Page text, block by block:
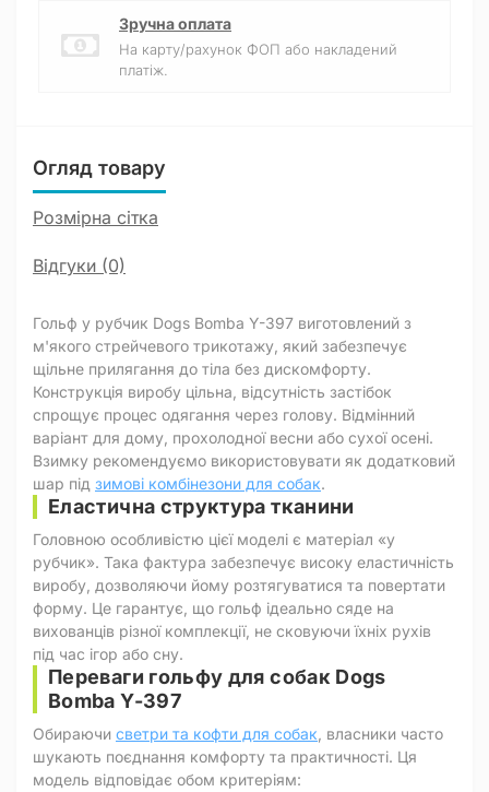
Зручна оплата
На карту/рахунок ФОП або накладений
платіж.
Огляд товару
Розмірна сітка
Відгуки (0)
Гольф у рубчик Dogs Bomba Y-397 виготовлений з
м'якого стрейчевого трикотажу, який забезпечує
щільне прилягання до тіла без дискомфорту.
Конструкція виробу цільна, відсутність застібок
спрощує процес одягання через голову. Відмінний
варіант для дому, прохолодної весни або сухої осені.
Взимку рекомендуємо використовувати як додатковий
шар під зимові комбінезони для собак.
Еластична структура тканини
Головною особливістю цієї моделі є матеріал «у
рубчик». Така фактура забезпечує високу еластичність
виробу, дозволяючи йому розтягуватися та повертати
форму. Це гарантує, що гольф ідеально сяде на
вихованців різної комплекції, не сковуючи їхніх рухів
під час ігор або сну.
Переваги гольфу для собак Dogs
Bomba Y-397
Обираючи светри та кофти для собак , власники часто
шукають поєднання комфорту та практичності. Ця
модель відповідає обом критеріям: